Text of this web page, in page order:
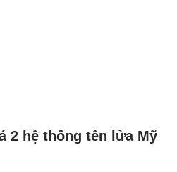
2 hệ thống tên lửa Mỹ